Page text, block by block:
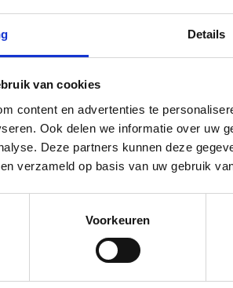
Details
van cookies
content en advertenties te
Ook delen we informatie over uw
Deze partners kunnen deze
verzameld op basis van uw gebruik
Voorkeuren
TIPS VAN DE REDACTIE